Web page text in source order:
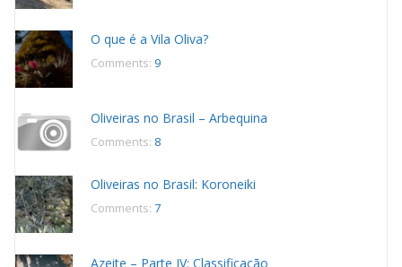
O que é a Vila Oliva?
Comments: 9
Oliveiras no Brasil – Arbequina
Comments: 8
Oliveiras no Brasil: Koroneiki
Comments: 7
Azeite – Parte IV: Classificação